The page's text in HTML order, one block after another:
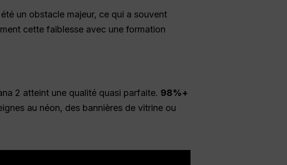
un obstacle majeur, ce qui a souvent
cette faiblesse avec une formation
2 atteint une qualité quasi parfaite. 98%+
au néon, des bannières de vitrine ou